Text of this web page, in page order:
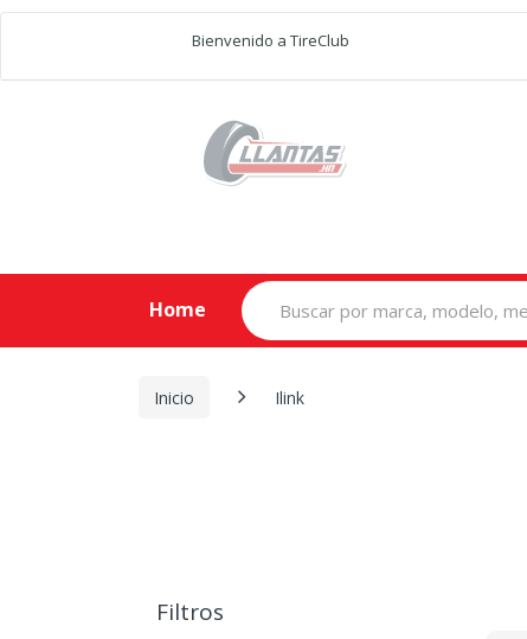
Bienvenido a TireClub
Home
Search
for:
Inicio Ilink
Filtros